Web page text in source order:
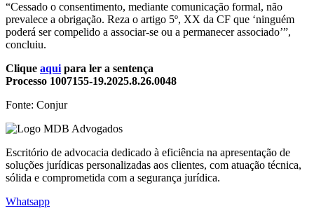
“Cessado o consentimento, mediante comunicação formal, não
prevalece a obrigação. Reza o artigo 5º, XX da CF que ‘ninguém
poderá ser compelido a associar-se ou a permanecer associado’”,
concluiu.
Clique aqui para ler a sentença
Processo 1007155-19.2025.8.26.0048
Fonte: Conjur
Escritório de advocacia dedicado à eficiência na apresentação de
soluções jurídicas personalizadas aos clientes, com atuação técnica,
sólida e comprometida com a segurança jurídica.
Whatsapp